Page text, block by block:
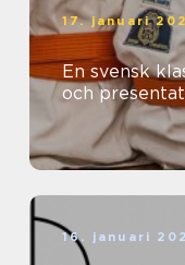
17. januari
En svensk
och
16. januari